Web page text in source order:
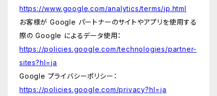
https://www.google.com/analytics/terms/jp.html
お客様が Google パートナーのサイトやアプリを使用する
際の Google によるデータ使用：
https://policies.google.com/technologies/partner-
sites?hl=ja
Google プライバシーポリシー：
https://policies.google.com/privacy?hl=ja